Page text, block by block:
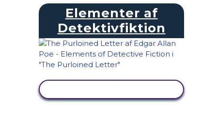
Elementer af
Detektivfiktion